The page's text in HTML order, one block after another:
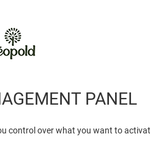
PANEL
control over what you want to
Délicatement sucrée,
formes, de l'entrée au
Lire plus